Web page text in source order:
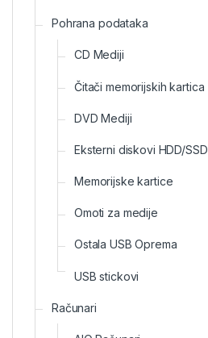
Pohrana podataka
CD Mediji
Čitači memorijskih kartica
DVD Mediji
Eksterni diskovi HDD/SSD
Memorijske kartice
Omoti za medije
Ostala USB Oprema
USB stickovi
Računari